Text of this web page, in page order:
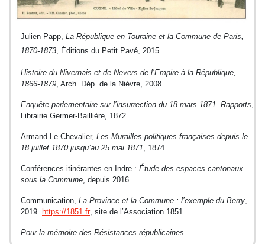
Julien Papp, La République en Touraine et la Commune de Paris,
1870-1873 , Éditions du Petit Pavé, 2015.
Histoire du Nivernais et de Nevers de l’Empire à la République,
1866-1879 , Arch. Dép. de la Nièvre, 2008.
Enquête parlementaire sur l’insurrection du 18 mars 1871. Rapports
Librairie Germer-Baillière, 1872.
Armand Le Chevalier, Les Murailles politiques françaises depuis le
18 juillet 1870 jusqu’au 25 mai 1871 , 1874.
Conférences itinérantes en Indre : Étude des espaces cantonaux
sous la Commune , depuis 2016.
Communication, La Province et la Commune : l’exemple du Berry
2019. https://1851.fr, site de l’Association 1851.
Pour la mémoire des Résistances républicaines